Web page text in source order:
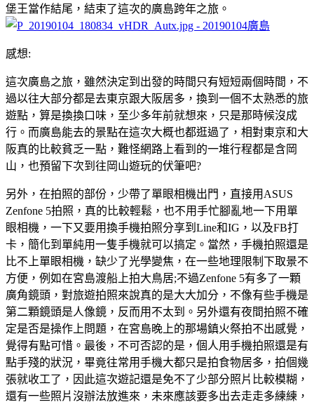
堡王當作結尾，結束了這次的廣島跨年之旅。
感想:
這次廣島之旅，雖然決定到出發的時間只有短短兩個時間，不
過以往大部分都是去東京跟大阪居多，換到一個不太熟悉的旅
遊點，算是換換口味，至少多年前就想來，只是那時候沒成
行。而廣島能去的景點在這次大概也都逛過了，相對東京和大
阪真的比較貧乏一點，難怪網路上看到的一堆行程都是含岡
山，也預留下次到往岡山遊玩的伏筆吧?
另外，在拍照的部份，少帶了單眼相機出門，直接用ASUS
Zenfone 5拍照，真的比較輕鬆，也不用手忙腳亂地一下用單
眼相機，一下又要用換手機拍照分享到Line和IG，以及FB打
卡，簡化到單純用一隻手機就可以搞定。當然，手機拍照還是
比不上單眼相機，缺少了光學變焦，在一些地理限制下取景不
方便，例如在宮島渡船上拍大鳥居;不過Zenfone 5有多了一顆
廣角鏡頭，對旅遊拍照來說真的是大大加分，不像有些手機是
第二顆鏡頭是人像鏡，反而用不太到。另外還有夜間拍照不確
定是否是操作上問題，在宮島晚上的那場鎮火祭拍不出感覺，
覺得有點可惜。最後，不可否認的是，個人用手機拍照還是有
點手殘的狀況，畢竟往常用手機大都只是拍食物居多，拍個幾
張就收工了，因此這次遊記還是免不了少部分照片比較模糊，
還有一些照片沒辦法放進來，未來應該要多出去走走多練練，